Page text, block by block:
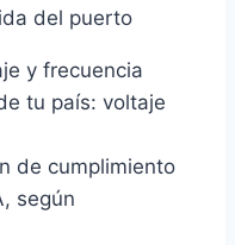
del puerto
y frecuencia
tu país: voltaje
de cumplimiento
según